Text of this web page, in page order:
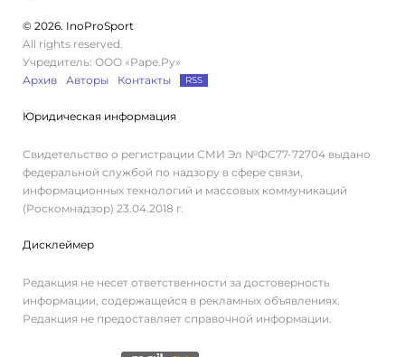
© 2026. InoProSport
All rights reserved.
Учредитель: ООО «Раре.Ру»
Архив
Авторы Контакты RSS
Юридическая информация
Свидетельство о регистрации СМИ Эл №ФС77-72704 выдано
федеральной службой по надзору в сфере связи,
информационных технологий и массовых коммуникаций
(Роскомнадзор) 23.04.2018 г.
Дисклеймер
Редакция не несет ответственности за достоверность
информации, содержащейся в рекламных объявлениях.
Редакция не предоставляет справочной информации.